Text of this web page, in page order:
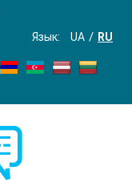
Язык: UA RU